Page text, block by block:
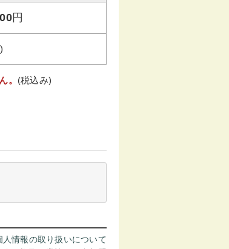
円
。 (税込み)
人情報の取り扱いについて